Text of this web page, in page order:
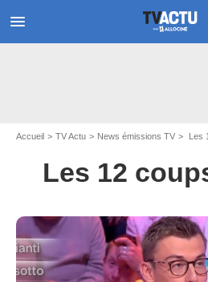
menu
Accueil TV Actu News émissions TV Les
Les 12